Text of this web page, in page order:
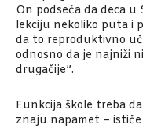
On podseća da deca
lekciju nekoliko puta i
da to reproduktivno
odnosno da je najniži
drugačije”.
Funkcija škole treba
znaju napamet – ističe